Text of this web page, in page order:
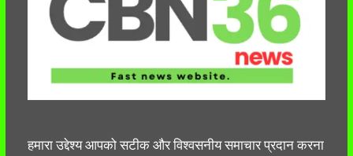
हमारा उद्देश्य आपको सटीक और विश्वसनीय समाचार प्रदान करना